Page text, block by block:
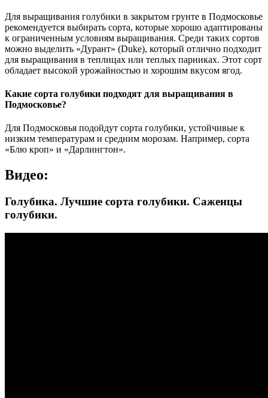
Для выращивания голубики в закрытом грунте в Подмосковье
рекомендуется выбирать сорта, которые хорошо адаптированы
к ограниченным условиям выращивания. Среди таких сортов
можно выделить «Дурант» (Duke), который отлично подходит
для выращивания в теплицах или теплых парниках. Этот сорт
обладает высокой урожайностью и хорошим вкусом ягод.
Какие сорта голубики подходят для выращивания в
Подмосковье?
Для Подмосковья подойдут сорта голубики, устойчивые к
низким температурам и средним морозам. Например, сорта
«Блю кроп» и «Дарлингтон».
Видео:
Голубика. Лучшие сорта голубики. Саженцы
голубики.